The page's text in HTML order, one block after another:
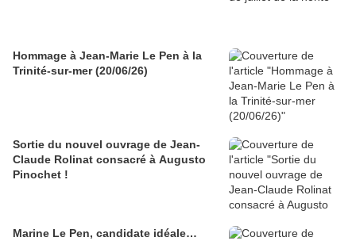
Hommage à Jean-Marie Le Pen à la
Trinité-sur-mer (20/06/26)
Sortie du nouvel ouvrage de Jean-
Claude Rolinat consacré à Augusto
Pinochet !
Marine Le Pen, candidate idéale…